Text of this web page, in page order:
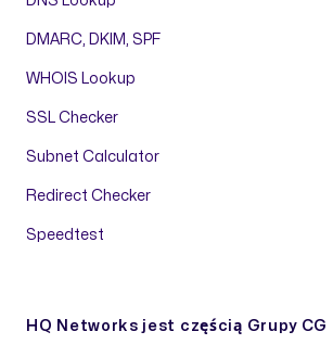
DMARC, DKIM, SPF
WHOIS Lookup
SSL Checker
Subnet Calculator
Redirect Checker
Speedtest
HQ Networks jest częścią Grupy CG